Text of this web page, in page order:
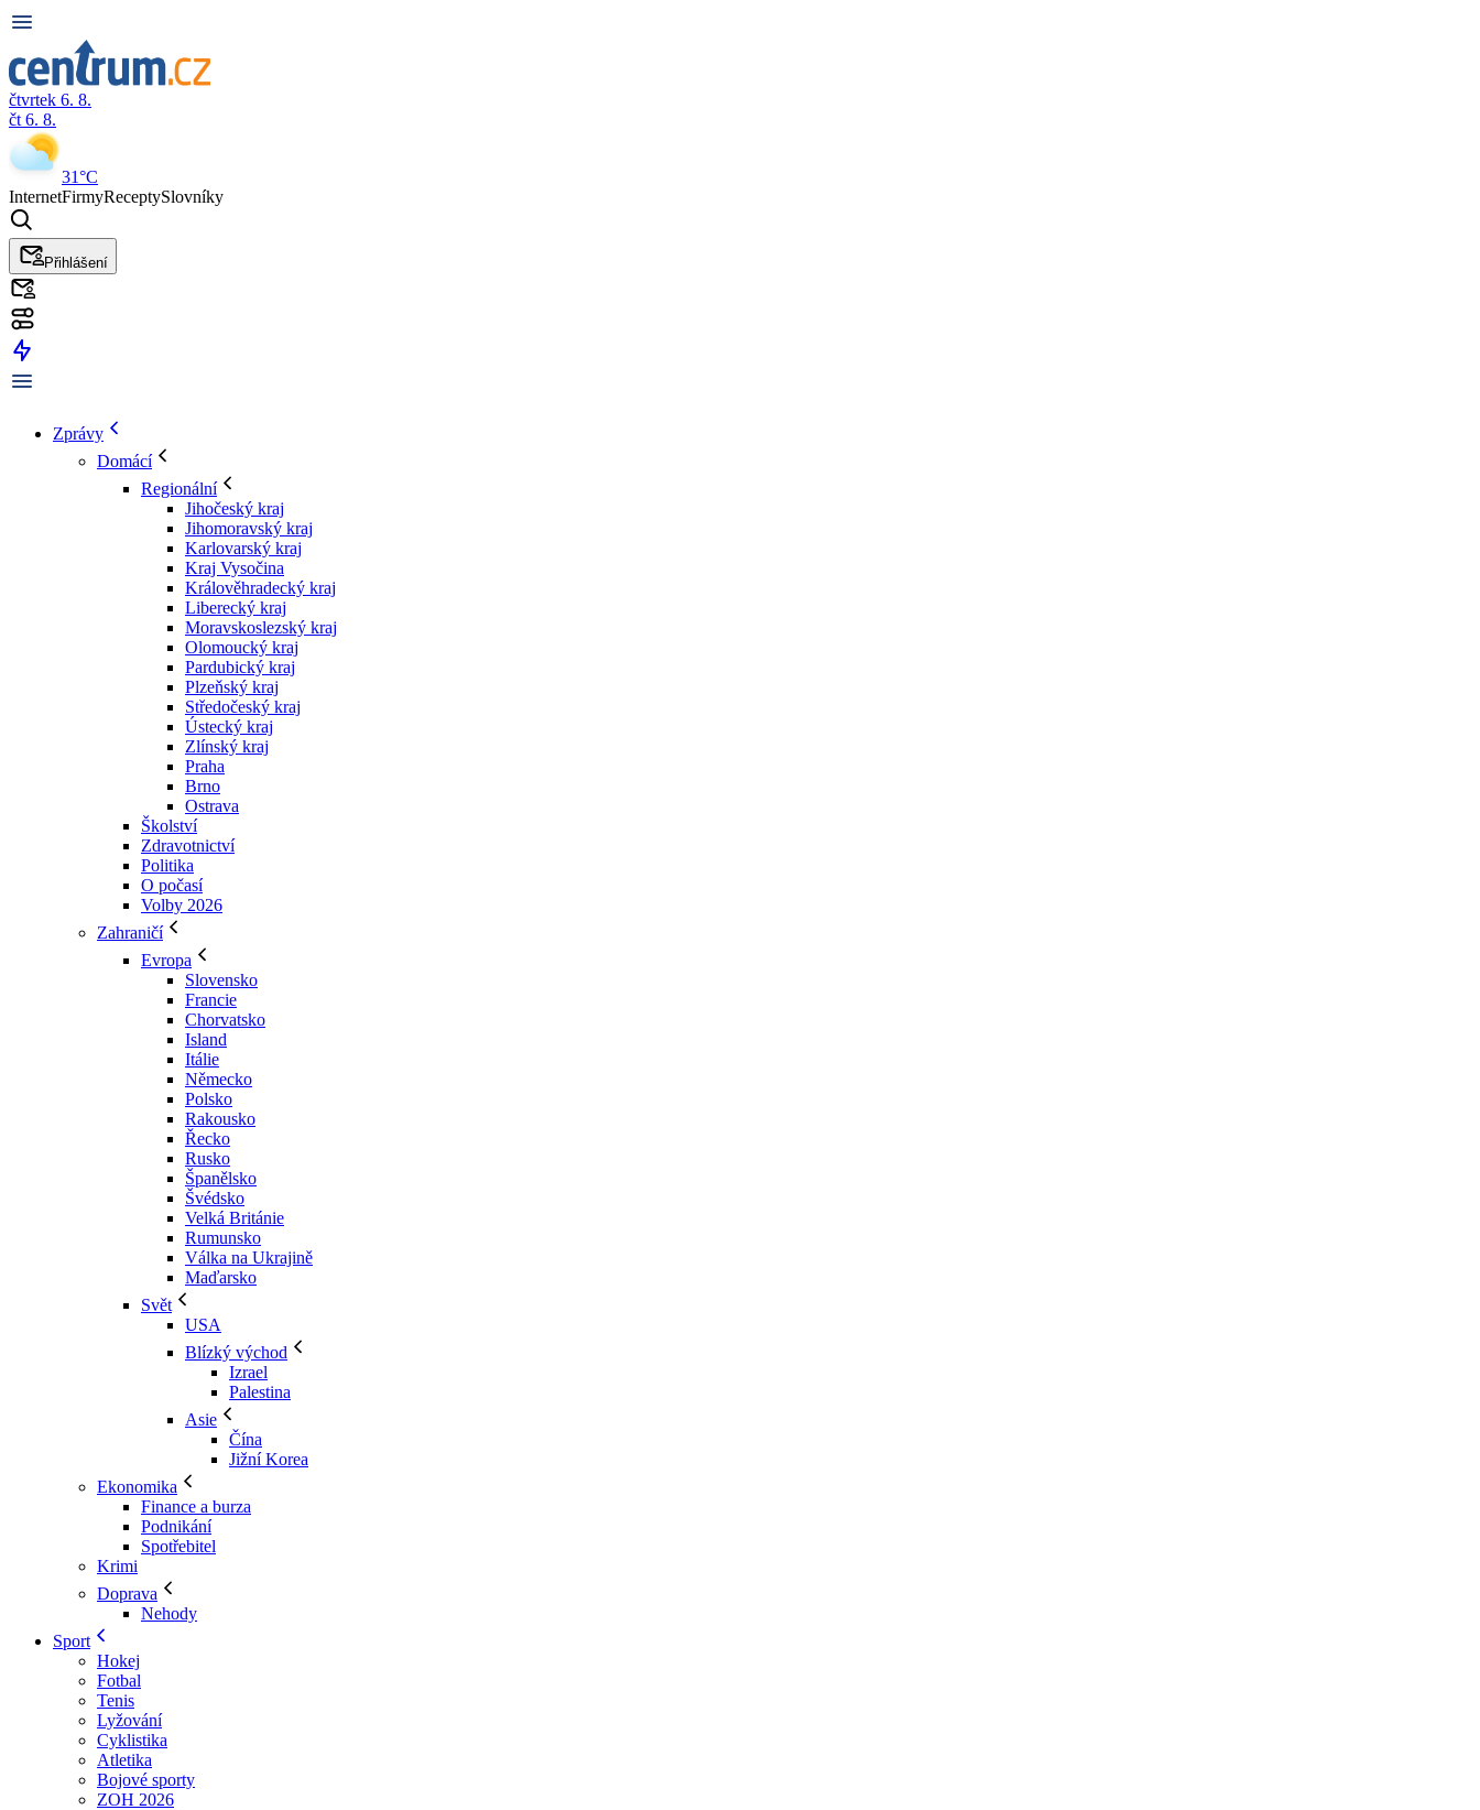
čtvrtek 6. 8.
čt 6. 8.
31°C
InternetFirmyReceptySlovníky
Přihlášení
Zprávy
Domácí
Regionální
Jihočeský kraj
Jihomoravský kraj
Karlovarský kraj
Kraj Vysočina
Králověhradecký kraj
Liberecký kraj
Moravskoslezský kraj
Olomoucký kraj
Pardubický kraj
Plzeňský kraj
Středočeský kraj
Ústecký kraj
Zlínský kraj
Praha
Brno
Ostrava
Školství
Zdravotnictví
Politika
O počasí
Volby 2026
Zahraničí
Evropa
Slovensko
Francie
Chorvatsko
Island
Itálie
Německo
Polsko
Rakousko
Řecko
Rusko
Španělsko
Švédsko
Velká Británie
Rumunsko
Válka na Ukrajině
Maďarsko
Svět
USA
Blízký východ
Izrael
Palestina
Asie
Čína
Jižní Korea
Ekonomika
Finance a burza
Podnikání
Spotřebitel
Krimi
Doprava
Nehody
Sport
Hokej
Fotbal
Tenis
Lyžování
Cyklistika
Atletika
Bojové sporty
ZOH 2026